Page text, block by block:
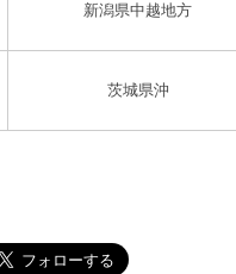
新潟県中越地方
茨城県沖